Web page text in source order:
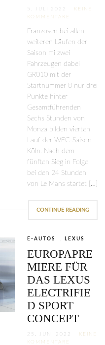
5. JULI 2022
KEINE
KOMMENTARE
Franzosen bei allen
weiteren Läufen der
Saison mi zwei
Fahrzeugen dabei
GR010 mit der
Startnummer 8 nur drei
Punkte hinter
Gesamtführenden
Sechs Stunden von
Monza bilden vierten
Lauf der WEC-Saison
Köln. Nach dem
fünften Sieg in Folge
bei den 24 Stunden
von Le Mans startet […]
CONTINUE READING
E-AUTOS LEXUS
EUROPAPRE
MIERE FÜR
DAS LEXUS
ELECTRIFIE
D SPORT
CONCEPT
25. JUNI 2022
KEINE
KOMMENTARE